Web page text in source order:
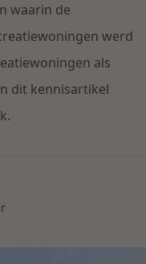
waarin de
werd
als
dit kennisartikel